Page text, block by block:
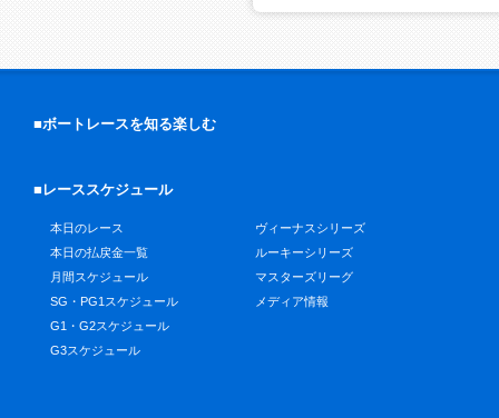
■ボートレースを知る楽しむ
■レーススケジュール
本日のレース
本日の払戻金一覧
月間スケジュール
SG・PG1スケジュール
G1・G2スケジュール
G3スケジュール
ヴィーナスシリーズ
ルーキーシリーズ
マスターズリーグ
メディア情報